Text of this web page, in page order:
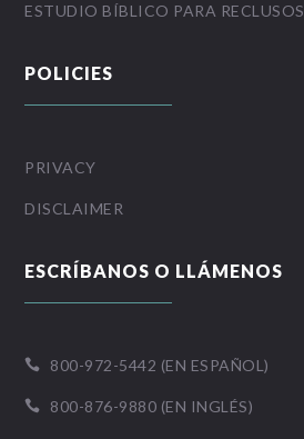
ESTUDIO BÍBLICO PARA RECLUSOS
POLICIES
PRIVACY
DISCLAIMER
ESCRÍBANOS O LLÁMENOS
 800-972-5442 (EN ESPAÑOL)
 800-876-9880 (EN INGLÉS)